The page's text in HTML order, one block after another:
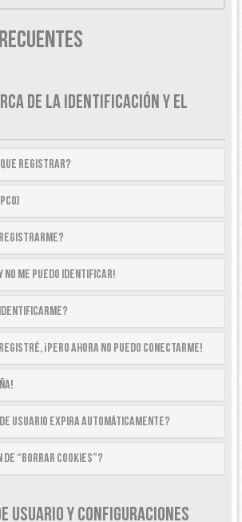
DE LA IDENTIFICACIÓN Y EL
que registrar?
registrarme?
no me puedo identificar!
identificarme?
registré, ¡pero ahora no puedo conectarme!
de usuario expira automáticamente?
de “Borrar cookies”?
USUARIO Y CONFIGURACIONES